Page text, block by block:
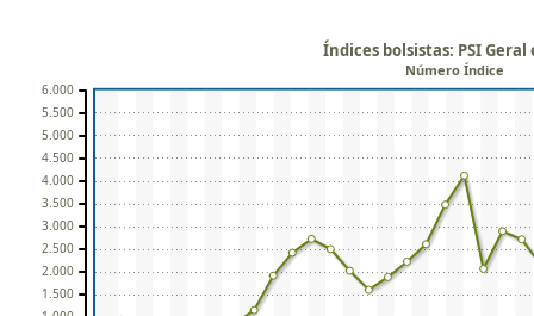
Índices bolsistas: PSI Geral
Número Índice
1.500
2.000
2.500
3.000
3.500
4.000
4.500
5.000
5.500
6.000